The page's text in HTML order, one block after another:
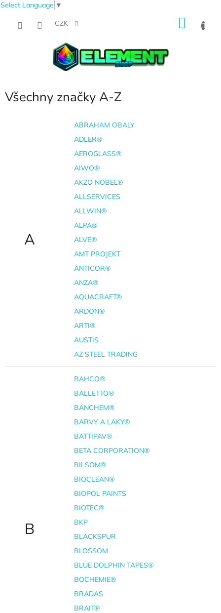
Select Language ▼
CZK
Všechny značky A-Z
A
ABRAHAM OBALY
ADLER®
AEROGLASS®
AIWO®
AKZO NOBEL®
ALLSERVICES
ALLWIN®
ALPA®
ALVE®
AMT PROJEKT
ANTICOR®
ANZA®
AQUACRAFT®
ARDON®
ARTI®
AUSTIS
AZ STEEL TRADING
B
BAHCO®
BALLETTO®
BANCHEM®
BARVY A LAKY®
BATTIPAV®
BETA CORPORATION®
BILSOM®
BIOCLEAN®
BIOPOL PAINTS
BIOTEC®
BKP
BLACKSPUR
BLOSSOM
BLUE DOLPHIN TAPES®
BOCHEMIE®
BRADAS
BRAIT®